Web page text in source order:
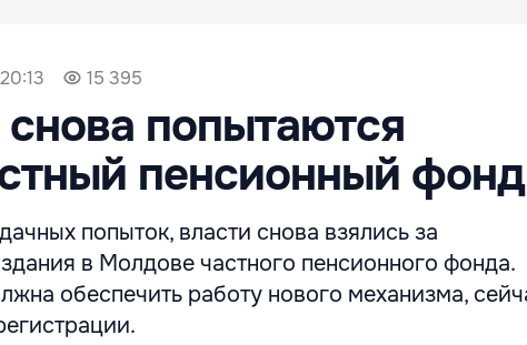
15 395
попытаются
пенсионный фонд
попыток, власти снова взялись за
в Молдове частного пенсионного фонда.
обеспечить работу нового механизма,